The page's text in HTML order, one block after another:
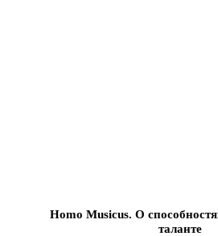
Homo Musicus. О
таланте